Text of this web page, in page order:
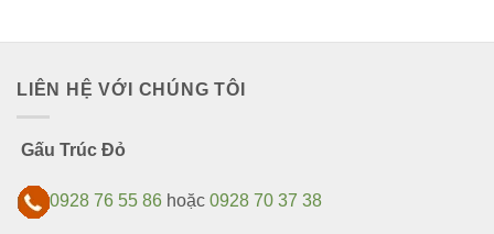
LIÊN HỆ VỚI CHÚNG TÔI
Gấu Trúc Đỏ
0928 76 55 86 hoặc 0928 70 37 38